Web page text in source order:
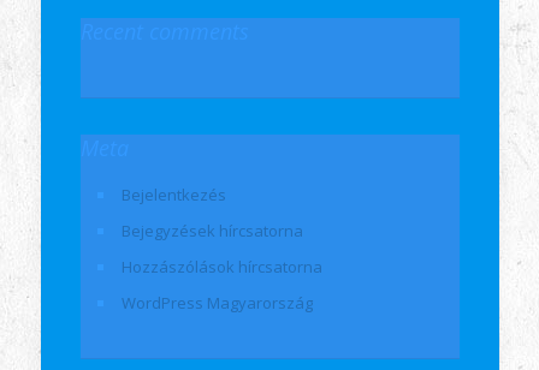
Bejelentkezés
Bejegyzések hírcsatorna
Hozzászólások hírcsatorna
WordPress Magyarország